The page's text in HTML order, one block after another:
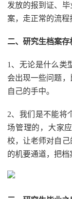
发放的报到证、
案，走正常的流程
二、研究生档案
1、无论是什么类
会出现一些问题
自己的手中。
2、我们是不能将
场管理的，大家
校，让老师对自
的机要通道，把档